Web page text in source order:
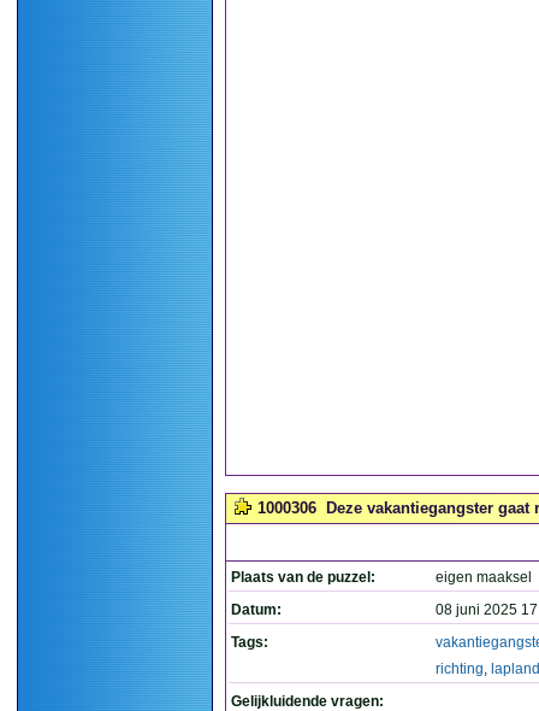
1000306 Deze vakantiegangster
Plaats van de puzzel:
eigen maaksel
Datum:
08 juni 2025
Tags:
richting, lapland
Gelijkluidende vragen: